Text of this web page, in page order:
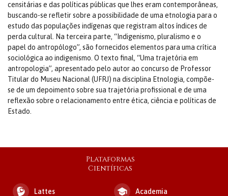
censitárias e das políticas públicas que lhes eram contemporâneas,
buscando-se refletir sobre a possibilidade de uma etnologia para o
estudo das populações indígenas que registram altos índices de
perda cultural. Na terceira parte, “Indigenismo, pluralismo e o
papel do antropólogo”, são fornecidos elementos para uma crítica
sociológica ao indigenismo. O texto final, “Uma trajetória em
antropologia”, apresentado pelo autor ao concurso de Professor
Titular do Museu Nacional (UFRJ) na disciplina Etnologia, compõe-
se de um depoimento sobre sua trajetória profissional e de uma
reflexão sobre o relacionamento entre ética, ciência e políticas de
Estado.
Plataformas
Científicas
Lattes Academia